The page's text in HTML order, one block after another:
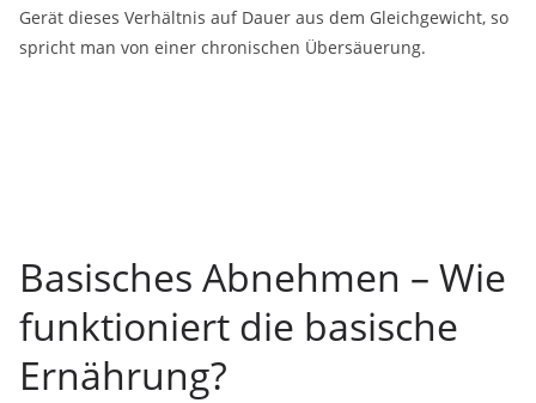
Gerät dieses Verhältnis auf Dauer aus dem Gleichgewicht, so
spricht man von einer chronischen Übersäuerung.
Basisches Abnehmen – Wie
funktioniert die basische
Ernährung?